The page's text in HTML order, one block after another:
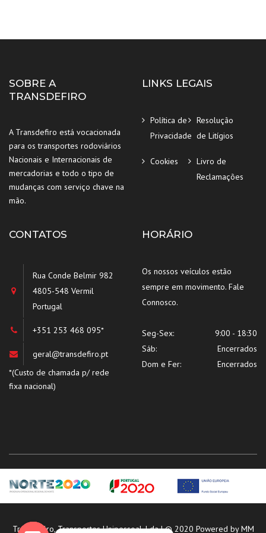
SOBRE A
TRANSDEFIRO
A Transdefiro está vocacionada
para os transportes rodoviários
Nacionais e Internacionais de
mercadorias e todo o tipo de
mudanças com serviço chave na
mão.
LINKS LEGAIS
Política de
Privacidade
Resolução
de Litígios
Cookies
Livro de
Reclamações
CONTATOS
Rua Conde Belmir 982
4805-548 Vermil
Portugal
+351 253 468 095*
geral@transdefiro.pt
*(Custo de chamada p/ rede
fixa nacional)
HORÁRIO
Os nossos veículos estão
sempre em movimento. Fale
Connosco.
Seg-Sex:
9:00 - 18:30
Sáb:
Encerrados
Dom e Fer:
Encerrados
Transdefiro, Transportes Unipessoal, Lda | © 2020 Powered byMM